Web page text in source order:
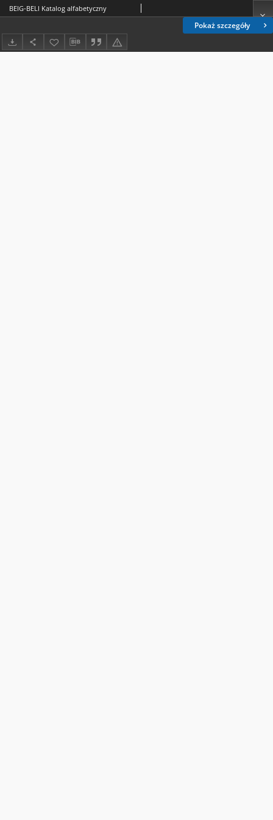
Pokaż szczegóły
BEIG-BELI Katalog alfabetyczny